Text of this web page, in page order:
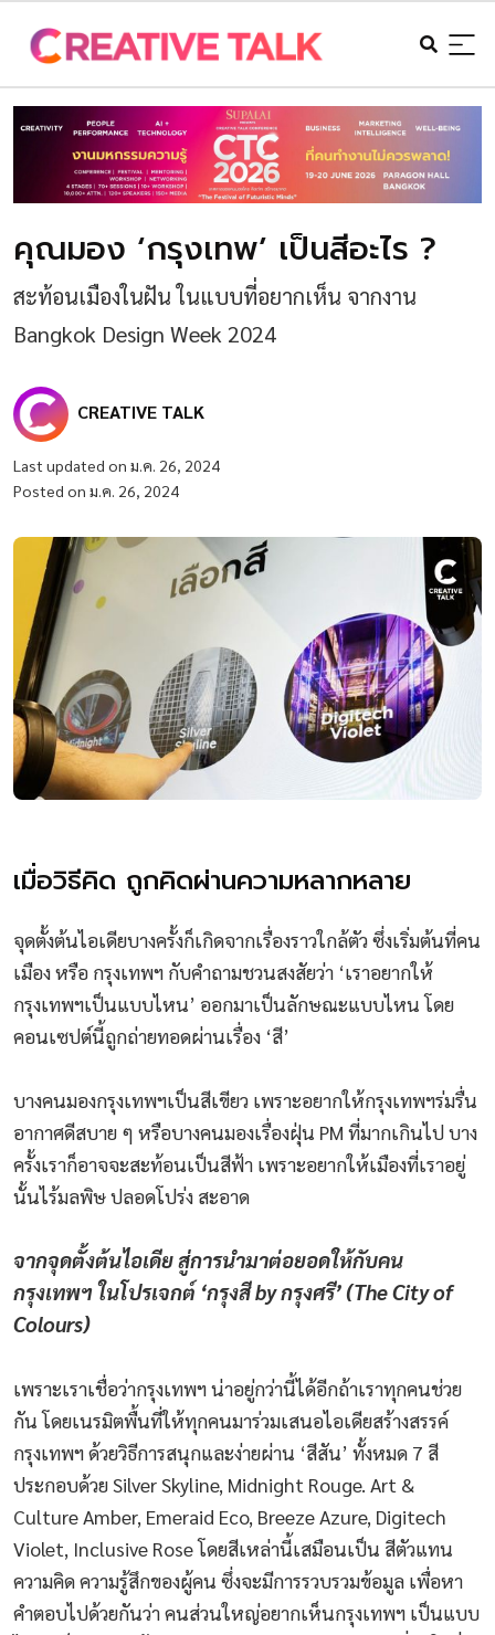
คุณมอง ‘กรุงเทพ’ เป็นสีอะไร ?
สะท้อนเมืองในฝัน ในแบบที่อยากเห็น จากงาน
Bangkok Design Week 2024
CREATIVE TALK
Last updated on ม.ค. 26, 2024
Posted on ม.ค. 26, 2024
เมื่อวิธีคิด ถูกคิดผ่านความหลากหลาย
จุดตั้งต้นไอเดียบางครั้งก็เกิดจากเรื่องราวใกล้ตัว ซึ่งเริ่มต้นที่คน
เมือง หรือ กรุงเทพฯ กับคำถามชวนสงสัยว่า ‘เราอยากให้
กรุงเทพฯเป็นแบบไหน’ ออกมาเป็นลักษณะแบบไหน โดย
คอนเซปต์นี้ถูกถ่ายทอดผ่านเรื่อง ‘สี’
บางคนมองกรุงเทพฯเป็นสีเขียว เพราะอยากให้กรุงเทพฯร่มรื่น
อากาศดีสบาย ๆ หรือบางคนมองเรื่องฝุ่น PM ที่มากเกินไป บาง
ครั้งเราก็อาจจะสะท้อนเป็นสีฟ้า เพราะอยากให้เมืองที่เราอยู่
นั้นไร้มลพิษ ปลอดโปร่ง สะอาด
จากจุดตั้งต้นไอเดีย สู่การนำมาต่อยอดให้กับคน
กรุงเทพฯ ในโปรเจกต์ ‘กรุงสี by กรุงศรี’ (The City of
Colours)
เพราะเราเชื่อว่ากรุงเทพฯ น่าอยู่กว่านี้ได้อีกถ้าเราทุกคนช่วย
กัน โดยเนรมิตพื้นที่ให้ทุกคนมาร่วมเสนอไอเดียสร้างสรรค์
กรุงเทพฯ ด้วยวิธีการสนุกและง่ายผ่าน ‘สีสัน’ ทั้งหมด 7 สี
ประกอบด้วย Silver Skyline, Midnight Rouge. Art &
Culture Amber, Emeraid Eco, Breeze Azure, Digitech
Violet, Inclusive Rose โดยสีเหล่านี้เสมือนเป็น สีตัวแทน
ความคิด ความรู้สึกของผู้คน ซึ่งจะมีการรวบรวมข้อมูล เพื่อหา
คำตอบไปด้วยกันว่า คนส่วนใหญ่อยากเห็นกรุงเทพฯ เป็นแบบ